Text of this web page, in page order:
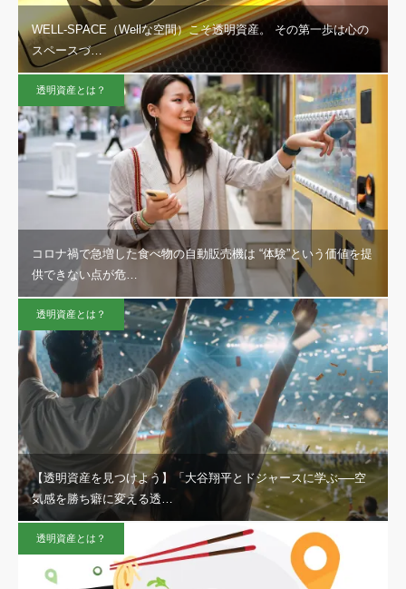
WELL-SPACE（Wellな空間）こそ透明資産。 その第一歩は心の
スペースづ…
透明資産とは？
コロナ禍で急増した食べ物の自動販売機は “体験”という価値を提
供できない点が危…
透明資産とは？
【透明資産を見つけよう】「大谷翔平とドジャースに学ぶ──空
気感を勝ち癖に変える透…
透明資産とは？